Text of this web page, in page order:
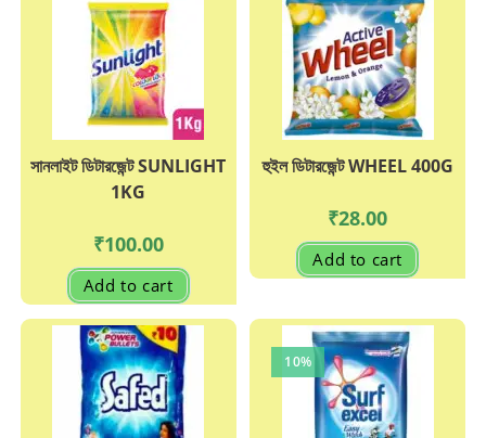
সানলাইট ডিটারজেন্ট SUNLIGHT
1KG
₹100.00
Add to cart
হুইল ডিটারজেন্ট WHEEL 400G
₹28.00
Add to cart
10%